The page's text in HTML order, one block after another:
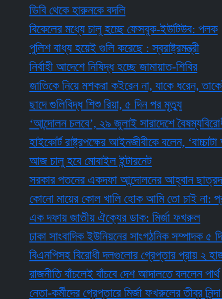
ডিবি থেকে হারুনকে বদলি
বিকেলের মধ্যে চালু হচ্ছে ফেসবুক-ইউটিউব: পলক
পুলিশ বাধ্য হয়েই গুলি করেছে : স্বরাষ্ট্রমন্ত্রী
নির্বাহী আদেশে নিষিদ্ধ হচ্ছে জামায়াত-শিবির
জাতিকে নিয়ে মশকরা কইরেন না, যাকে ধরেন, তাকেই
ছাদে গুলিবিদ্ধ শিশু রিয়া, ৫ দিন পর মৃত্যু
‘আন্দোলন চলবে’, ২৯ জুলাই সারাদেশে বৈষম্যবিরোধী
হাইকোর্ট রাষ্ট্রপক্ষের আইনজীবীকে বলেন, ‘বাচ্চাটা
আজ চালু হবে মোবাইল ইন্টারনেট
সরকার পতনের একদফা আন্দোলনের আহ্বান ছাত্রদলের
কোনো মায়ের কোল খালি হোক আমি তো চাই না:
এক দফায় জাতীয় ঐক্যের ডাক: মির্জা ফখরুল
ঢাকা সাংবাদিক ইউনিয়নের সাংগঠনিক সম্পাদক ৫ দিনের
বিএনপিসহ বিরোধী দলগুলোর গ্রেপ্তার প্রায় ২ হাজার
রাজনীতি বাঁচলেই বাঁচবে দেশ আদালতে বললেন পার্থ
নেতা-কর্মীদের গ্রেপ্তারে মির্জা ফখরুলের তীব্র নিন্দা ও